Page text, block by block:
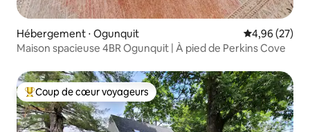
Hébergement ⋅ Ogunquit Évaluation
4,96 (27)
Maison spacieuse 4BR Ogunquit | À pied de Perkins Cove
Coups de cœur voyageurs les plus appréciés
Coup de cœur voyageurs